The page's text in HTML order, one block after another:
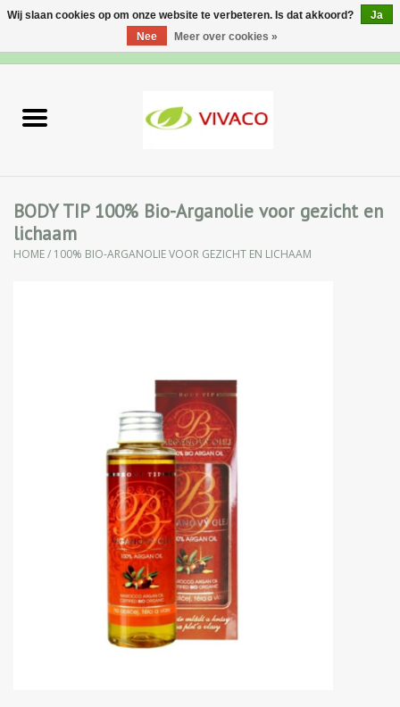
Lichaamsverzorging
BODY TIP 100% Bio-Arganolie voor gezicht en
lichaam
HOME/ 100% BIO-ARGANOLIE VOOR GEZICHT EN LICHAAM
Wij slaan cookies op om onze website te verbeteren. Is dat akkoord?
Ja
Nee
Meer over cookies »